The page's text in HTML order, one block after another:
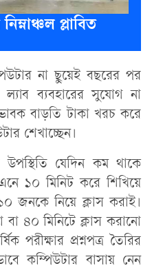
প্লাবিত
না ছুয়েই বছরের পর
ল্যাব ব্যবহারের সুযোগ না
বাড়তি টাকা খরচ করে
শেখাচ্ছেন।
উপস্থিতি যেদিন কম থাকে
১০ মিনিট করে শিখিয়ে
জনকে নিয়ে ক্লাস করাই।
৪০ মিনিটে ক্লাস করানো
পরীক্ষার প্রশ্নপত্র তৈরির
কম্পিউটার বাসায় নেন